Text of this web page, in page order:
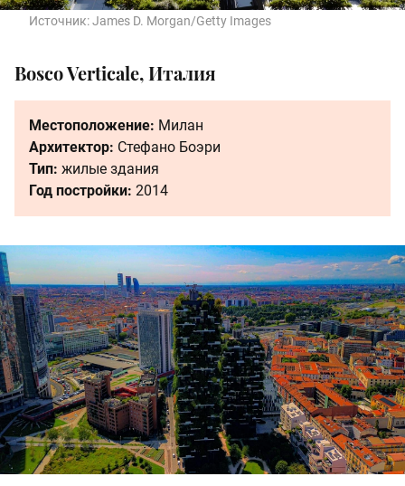
Источник:James D. Morgan/Getty Images
Bosco Verticale, Италия
Местоположение: Милан
Архитектор: Стефано Боэри
Тип: жилые здания
Год постройки: 2014